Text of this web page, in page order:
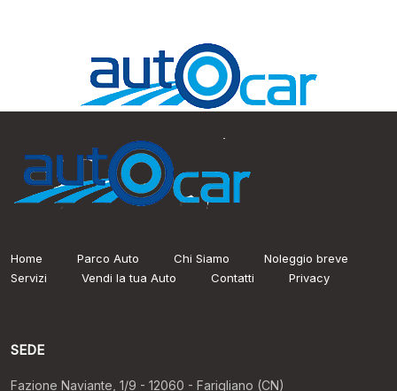
Home Parco Auto Chi Siamo
Noleggio breve
Servizi
Vendi la tua Auto Contatti Privacy
SEDE
Fazione Naviante, 1/9 - 12060 - Farigliano (CN)